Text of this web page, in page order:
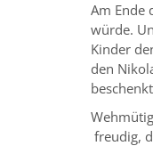
Am Ende
würde.
Kinder
den
freudig,